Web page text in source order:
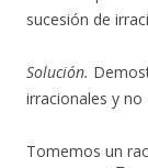
sucesión de
Solución.
irracionales y no
Tomemos un